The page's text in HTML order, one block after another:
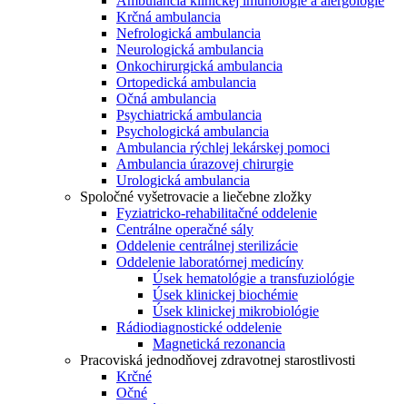
Krčná ambulancia
Nefrologická ambulancia
Neurologická ambulancia
Onkochirurgická ambulancia
Ortopedická ambulancia
Očná ambulancia
Psychiatrická ambulancia
Psychologická ambulancia
Ambulancia rýchlej lekárskej pomoci
Ambulancia úrazovej chirurgie
Urologická ambulancia
Spoločné vyšetrovacie a liečebne zložky
Fyziatricko-rehabilitačné oddelenie
Centrálne operačné sály
Oddelenie centrálnej sterilizácie
Oddelenie laboratórnej medicíny
Úsek hematológie a transfuziológie
Úsek klinickej biochémie
Úsek klinickej mikrobiológie
Rádiodiagnostické oddelenie
Magnetická rezonancia
Pracoviská jednodňovej zdravotnej starostlivosti
Krčné
Očné